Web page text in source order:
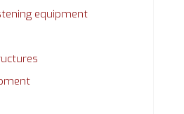
equipment